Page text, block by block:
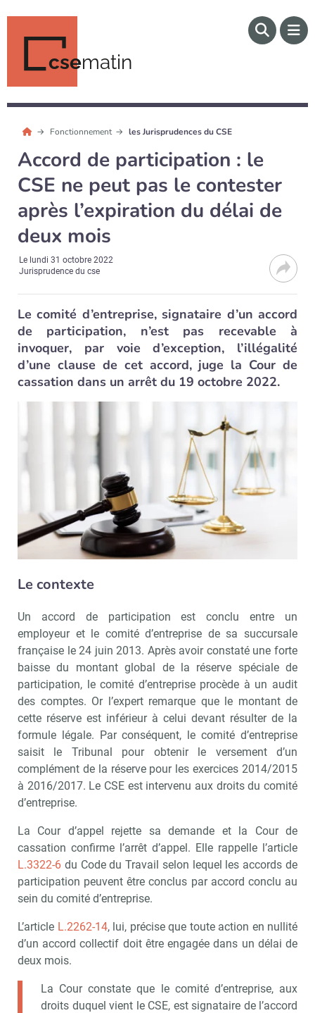
csematin
Fonctionnement les Jurisprudences du CSE
Accord de participation : le
CSE ne peut pas le contester
après l’expiration du délai de
deux mois
Le lundi 31 octobre 2022
Jurisprudence du cse
Le comité d’entreprise, signataire d’un accord
de participation, n’est pas recevable à
invoquer, par voie d’exception, l’illégalité
d’une clause de cet accord, juge la Cour de
cassation dans un arrêt du 19 octobre 2022.
Le contexte
Un accord de participation est conclu entre un
employeur et le comité d’entreprise de sa succursale
française le 24 juin 2013. Après avoir constaté une forte
baisse du montant global de la réserve spéciale de
participation, le comité d’entreprise procède à un audit
des comptes. Or l’expert remarque que le montant de
cette réserve est inférieur à celui devant résulter de la
formule légale. Par conséquent, le comité d’entreprise
saisit le Tribunal pour obtenir le versement d’un
complément de la réserve pour les exercices 2014/2015
à 2016/2017. Le CSE est intervenu aux droits du comité
d’entreprise.
La Cour d’appel rejette sa demande et la Cour de
cassation confirme l’arrêt d’appel. Elle rappelle l’article
L.3322-6 du Code du Travail selon lequel les accords de
participation peuvent être conclus par accord conclu au
sein du comité d’entreprise.
L’article L.2262-14, lui, précise que toute action en nullité
d’un accord collectif doit être engagée dans un délai de
deux mois.
La Cour constate que le comité d’entreprise, aux
droits duquel vient le CSE, est signataire de l’accord